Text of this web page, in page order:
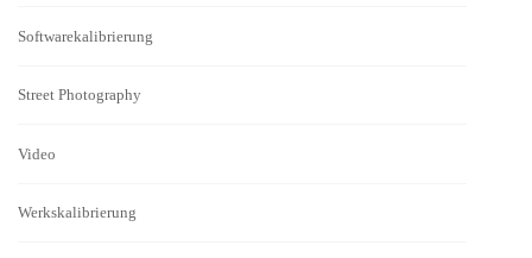
Softwarekalibrierung
Street Photography
Video
Werkskalibrierung